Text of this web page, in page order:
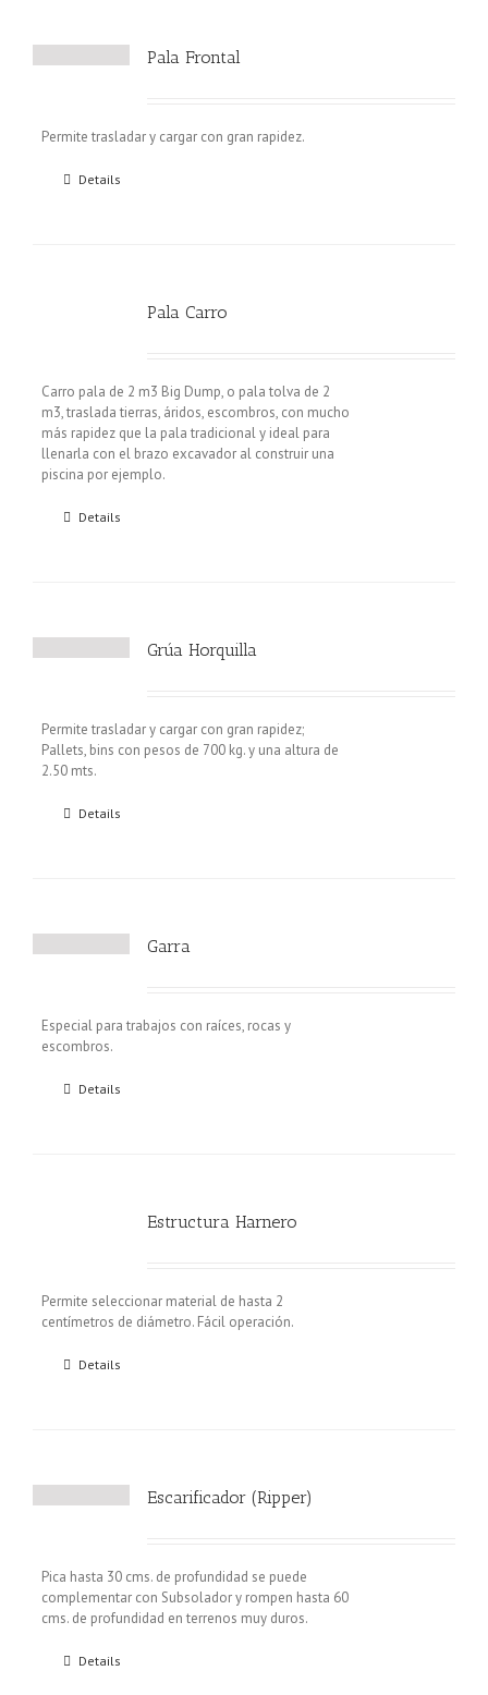
Pala Frontal
Permite trasladar y cargar con gran rapidez.
Details
Pala Carro
Carro pala de 2 m3 Big Dump, o pala tolva de 2
m3, traslada tierras, áridos, escombros, con mucho
más rapidez que la pala tradicional y ideal para
llenarla con el brazo excavador al construir una
piscina por ejemplo.
Details
Grúa Horquilla
Permite trasladar y cargar con gran rapidez;
Pallets, bins con pesos de 700 kg. y una altura de
2.50 mts.
Details
Garra
Especial para trabajos con raíces, rocas y
escombros.
Details
Estructura Harnero
Permite seleccionar material de hasta 2
centímetros de diámetro. Fácil operación.
Details
Escarificador (Ripper)
Pica hasta 30 cms. de profundidad se puede
complementar con Subsolador y rompen hasta 60
cms. de profundidad en terrenos muy duros.
Details